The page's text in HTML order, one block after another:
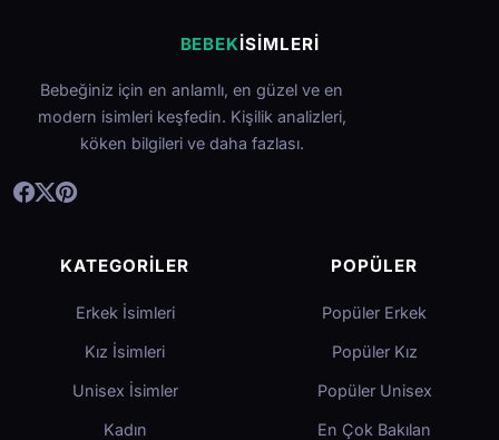
BEBEKİSIMLERI
Bebeğiniz için en anlamlı, en güzel ve en
modern isimleri keşfedin. Kişilik analizleri,
köken bilgileri ve daha fazlası.
KATEGORILER
Erkek İsimleri
Kız İsimleri
Unisex İsimler
Kadın
POPÜLER
Popüler Erkek
Popüler Kız
Popüler Unisex
En Çok Bakılan